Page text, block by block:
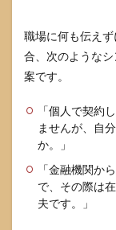
職場に何も伝え
合、次のような
案です。
「個人で契約
ませんが、自
か。」
「金融機関か
で、その際は
夫です。」